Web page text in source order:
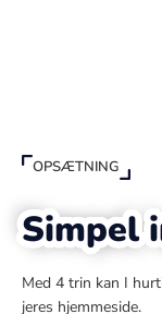
OPSÆTNING
Simpel
Med 4 trin kan I
jeres hjemmeside.